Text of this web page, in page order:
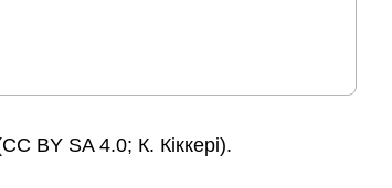
BY SA 4.0; К. Кіккері).